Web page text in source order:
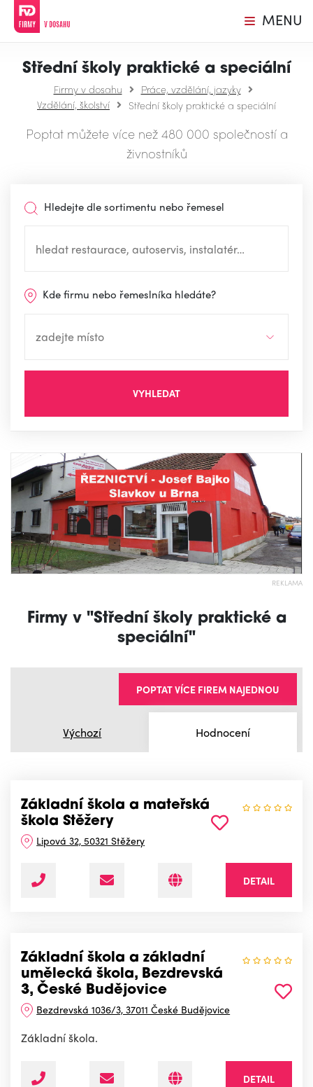
MENU
Střední školy praktické a speciální
Firmy v dosahu
Práce, vzdělání, jazyky
Vzdělání, školství
Střední školy praktické a speciální
Poptat můžete více než 480 000 společností a
živnostníků
Hledejte dle sortimentu nebo řemesel
Kde firmu nebo řemeslníka hledáte?
VYHLEDAT
REKLAMA
Firmy v "Střední školy praktické a
speciální"
Výchozí Hodnocení
POPTAT VÍCE FIREM NAJEDNOU
Základní škola a mateřská
škola Stěžery
Lipová 32, 50321 Stěžery
DETAIL
Základní škola a základní
umělecká škola, Bezdrevská
3, České Budějovice
Bezdrevská 1036/3, 37011 České Budějovice
Základní škola.
DETAIL